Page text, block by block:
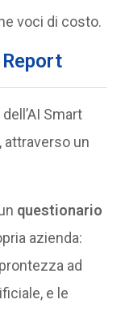
voci di costo.
Smart
attraverso un
questionario
azienda:
ad
e le